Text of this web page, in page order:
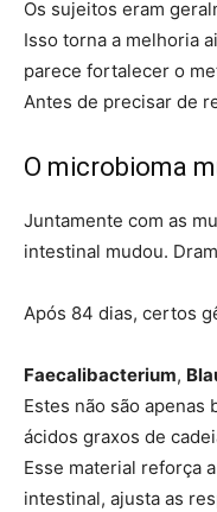
Os sujeitos eram
Isso torna a melhoria
parece fortalecer o
Antes de precisar de
O microbioma
Juntamente com as
intestinal mudou.
Após 84 dias, certos
Faecalibacterium,
Estes não são apenas
ácidos graxos de
Esse material reforça
intestinal, ajusta as